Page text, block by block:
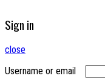
Sign in
close
Username or email